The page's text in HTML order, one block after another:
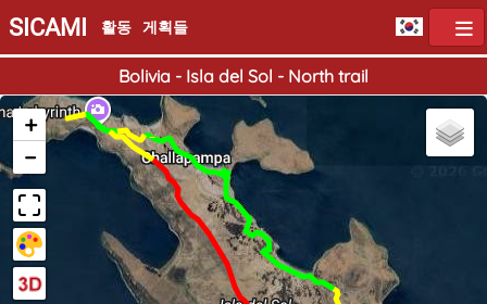
SICAMI 활동 게획들
Bolivia - Isla del Sol - North trail
+
−